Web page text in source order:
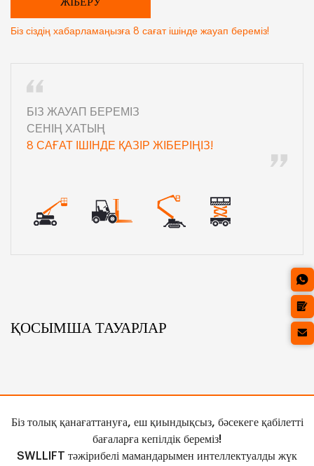
Біз сіздің хабарламаңызға 8 сағат ішінде жауап береміз!
БІЗ ЖАУАП БЕРЕМІЗ
СЕНІҢ ХАТЫҢ
8 САҒАТ ІШІНДЕ ҚАЗІР ЖІБЕРІҢІЗ!
ҚОСЫМША ТАУАРЛАР
Біз толық қанағаттануға, еш қиындықсыз, бәсекеге қабілетті
бағаларға кепілдік береміз!
SWLLIFT тәжірибелі мамандарымен интеллектуалды жүк